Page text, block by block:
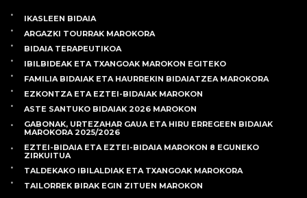
IKASLEEN BIDAIA
ARGAZKI TOURRAK MAROKORA
BIDAIA TERAPEUTIKOA
IBILBIDEAK ETA TXANGOAK MAROKON EGITEKO
FAMILIA BIDAIAK ETA HAURREKIN BIDAIATZEA MAROKORA
EZKONTZA ETA EZTEI-BIDAIAK MAROKON
ASTE SANTUKO BIDAIAK 2026 MAROKON
GABONAK, URTEZAHAR GAUA ETA HIRU ERREGEEN BIDAIAK
MAROKORA 2025/2026
EZTEI-BIDAIA ETA EZTEI-BIDAIA MAROKON 8 EGUNEKO
ZIRKUITUA
TALDEKAKO IBILALDIAK ETA TXANGOAK MAROKORA
TAILORREK BIRAK EGIN ZITUEN MAROKON